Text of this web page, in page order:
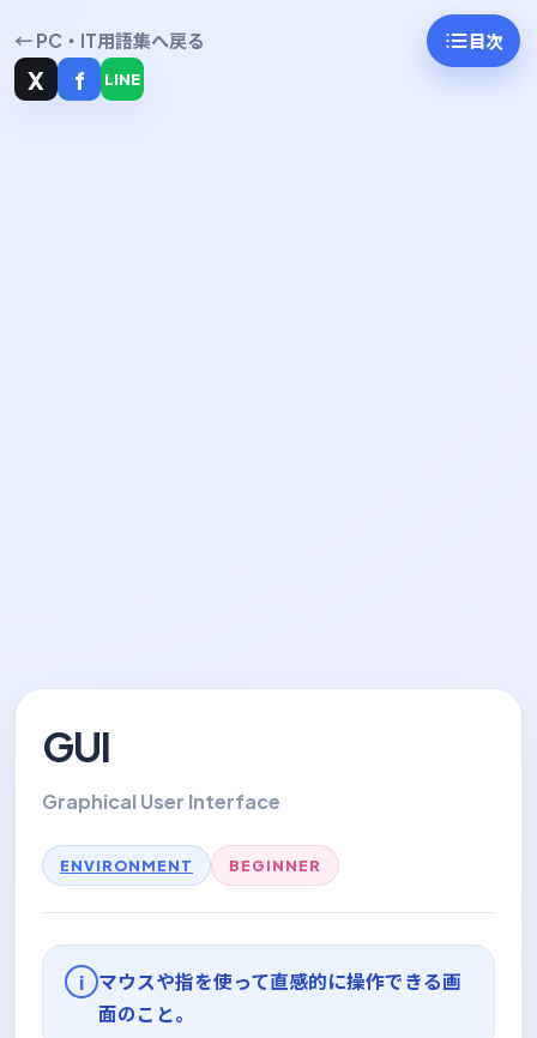
← PC・IT用語集へ戻る
X f LINE
GUI
Graphical User Interface
ENVIRONMENT BEGINNER
i
マウスや指を使って直感的に操作できる画
面のこと。
目次